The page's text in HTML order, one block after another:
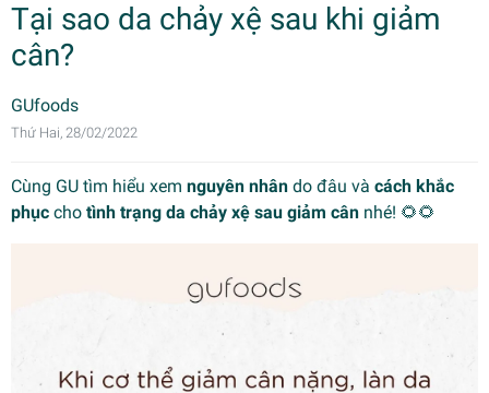
Tại sao da chảy xệ sau khi giảm
cân?
GUfoods
Thứ Hai, 28/02/2022
Cùng GU tìm hiểu xem nguyên nhân do đâu và cách khắc
phục cho tình trạng da chảy xệ sau giảm cân nhé! 🌻🌻